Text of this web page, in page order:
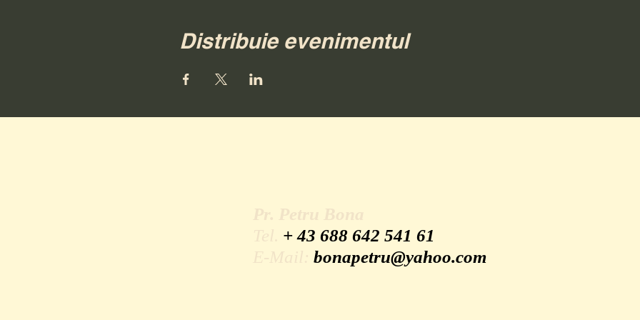
Distribuie evenimentul
+ 43 688 642 541 61
bonapetru@yahoo.com